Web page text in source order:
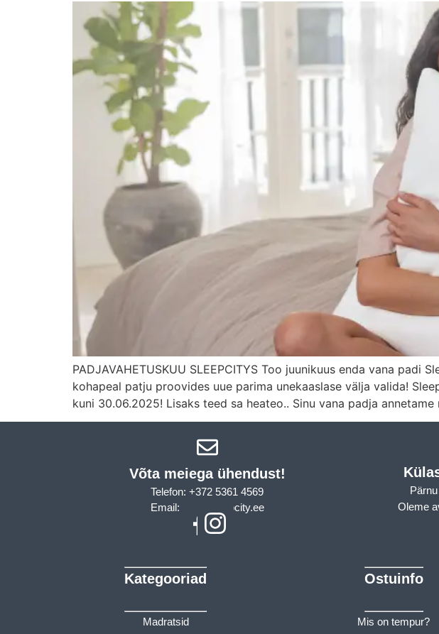
PADJAVAHETUSKUU SLEEPCITYS Too juunikuus enda vana
kohapeal patju proovides uue parima unekaaslase välja valida!
kuni 30.06.2025! Lisaks teed sa heateo.. Sinu vana padja
Võta meiega ühendust!​
Telefon: +372 5361 4569
Email: info@sleepcity.ee
Oleme
Kategooriad
Madratsid
Ostuinfo
Mis on tempur?